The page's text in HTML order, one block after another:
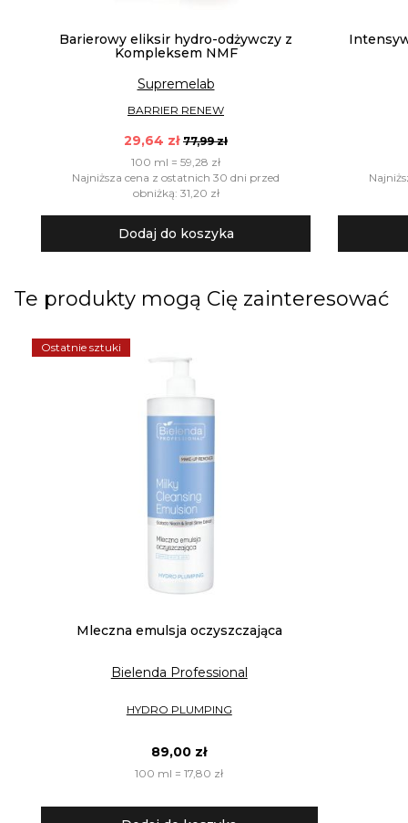
Barierowy eliksir hydro-odżywczy z
Kompleksem NMF
Supremelab
BARRIER RENEW
29,64 zł 77,99 zł
100 ml = 59,28 zł
Najniższa cena z ostatnich 30 dni przed
obniżką: 31,20 zł
Dodaj do koszyka
Te produkty mogą Cię zainteresować
Ostatnie sztuki
Mleczna emulsja oczyszczająca
Bielenda Professional
HYDRO PLUMPING
89,00 zł
100 ml = 17,80 zł